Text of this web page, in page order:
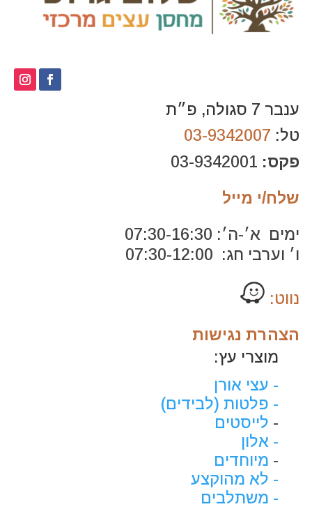
ענבר 7 סגולה, פ״ת
טל: 03-9342007
פקס:
שלח/י מייל
ימים א׳-ה׳: 07:30-16:30
ו׳ וערבי חג: 07:30-12:00
נווט:
הצהרת נגישות
מוצרי עץ:
- עצי אורן
- פלטות (לבידים)
- לייסטים
- אלון
- מיוחדים
- לא מהוקצע
- משתלבים